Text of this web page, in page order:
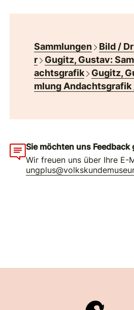
Sammlungen
Bild /
r
Gugitz, Gustav:
achtsgrafik
Gugitz,
mlung
Sie möchten uns Feedback
Wir freuen uns über Ihre E-